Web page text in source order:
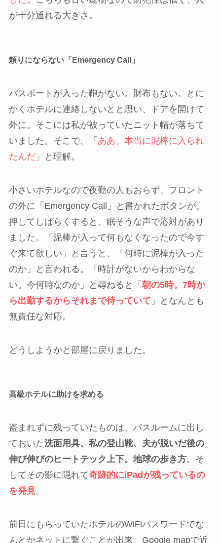
が十分通れる大きさ。
頼りにならない「Emergency Call」
パスポートが入った鞄がない。財布もない。とに
かくホテルに連絡しないとと思い、ドアを開けて
外に。そこには私が被っていたニット帽が落ちて
いました。そこで、「 ああ、本当に泥棒に入られ
たんだ」と理解。
小さいホテルなので夜勤の人もおらず、フロント
の外に「Emergency Call」と書かれたボタンが。
押してしばらくすると、眠そうな声で応対があり
ました。「泥棒が入って何もなくなったので今す
ぐ来て欲しい」と言うと、「何時に泥棒が入った
のか」と言われる。「時計がないからわからな
い。今何時なのか」と尋ねると「 朝の5時。7時か
ら出勤するからそれまで待っていて 」となんとも
無責任な対応。
どうしようかと部屋に戻りました。
高級ホテルに助けを求める
盗まれずに残っていたものは、バスルームに出し
ておいた洗面用具、私の登山靴、夫が脱いだ後の
伸び伸びのヒートテック上下。地球の歩き方。そ
してその影に隠れて奇跡的にiPadが残っているの
を発見。
前日にもらっていたホテルのWiFiパスワードでな
んとかネットに繋ぐことが出来、Google mapで近